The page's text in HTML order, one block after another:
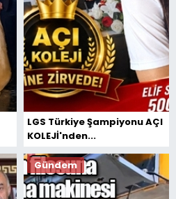
LGS Türkiye Şampiyonu AÇI
KOLEJİ'nden...
Gündem